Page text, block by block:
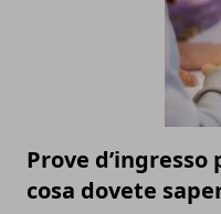
Prove
cosa dovete